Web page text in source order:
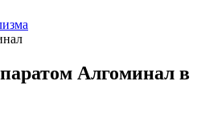
Алгоминал в